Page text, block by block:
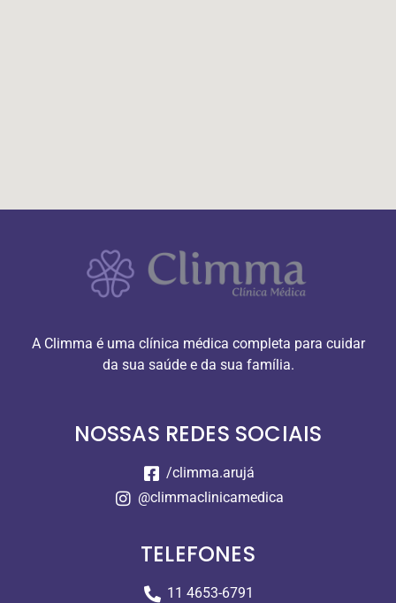
A Climma é uma clínica médica completa para cuidar
da sua saúde e da sua família.
NOSSAS REDES SOCIAIS
/climma.arujá
@climmaclinicamedica
TELEFONES
11 4653-6791